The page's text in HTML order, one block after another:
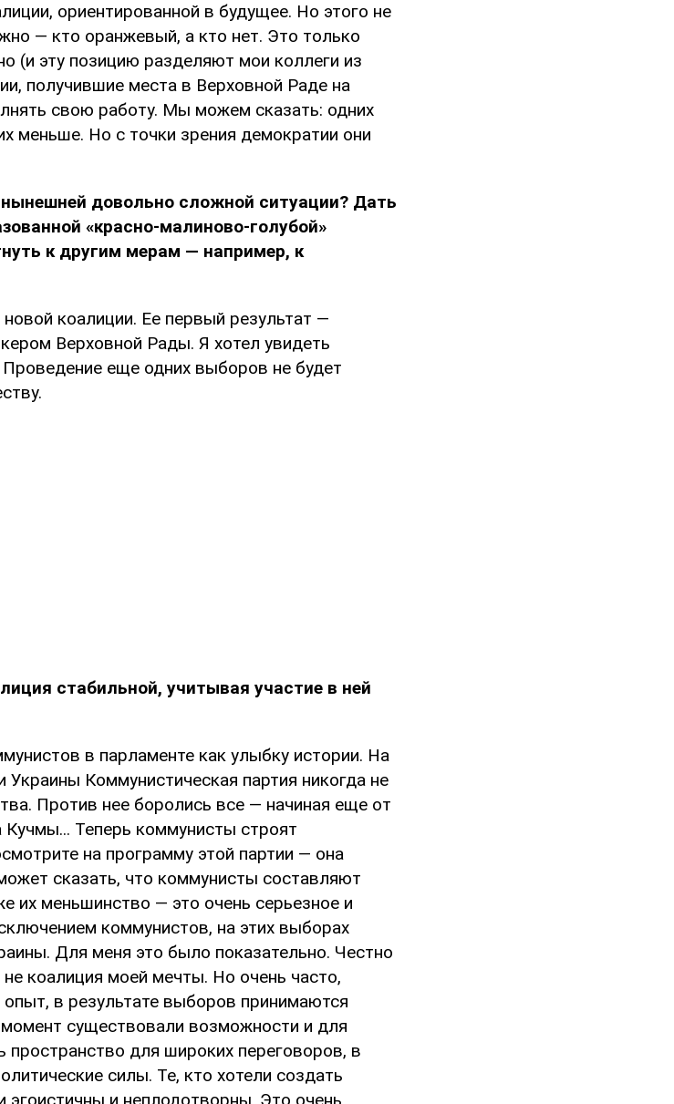
ориентированной в будущее. Но этого не
— кто оранжевый, а кто нет. Это только
(и эту позицию разделяют мои коллеги из
получившие места в Верховной Раде на
свою работу. Мы можем сказать: одних
меньше. Но с точки зрения демократии они
довольно сложной ситуации? Дать
«красно-малиново-голубой»
к другим мерам — например, к
коалиции. Ее первый результат —
Верховной Рады. Я хотел увидеть
еще одних выборов не будет
стабильной, учитывая участие в ней
в парламенте как улыбку истории. На
Коммунистическая партия никогда не
Против нее боролись все — начиная еще от
Теперь коммунисты строят
на программу этой партии — она
сказать, что коммунисты составляют
их меньшинство — это очень серьезное и
коммунистов, на этих выборах
Для меня это было показательно. Честно
коалиция моей мечты. Но очень часто,
в результате выборов принимаются
существовали возможности и для
пространство для широких переговоров, в
силы. Те, кто хотели создать